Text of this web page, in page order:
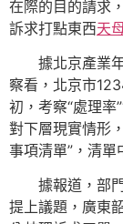
在際的目的請求，
訴求打點東西天
據北京產業
察看，北京市
初，考察“處理率
對下層現實情形
事項清單”，清單
據報道，部
提上議題，廣東